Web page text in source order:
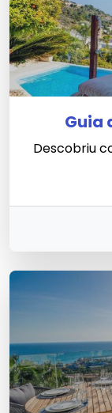
Guia
Descobriu